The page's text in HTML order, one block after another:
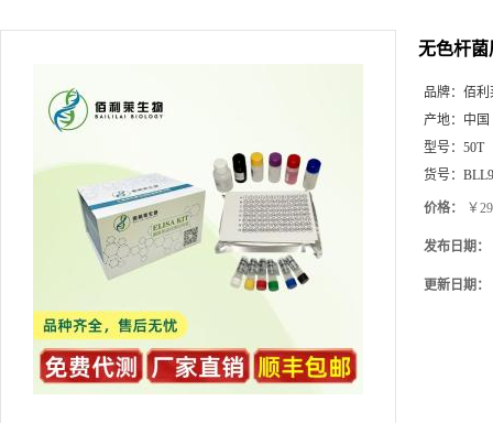
无色杆
品牌： 佰利
产地： 中国
型号： 50T
货号：
价格： ￥
发布日期：
更新日期：